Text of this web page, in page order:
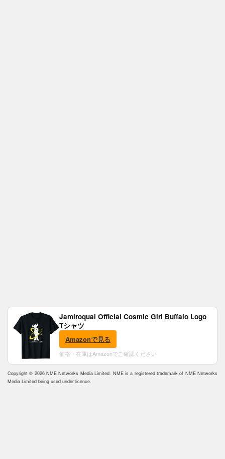
Jamiroquai Official Cosmic Girl Buffalo Logo
Tシャツ
Amazonで見る
価格・在庫はAmazonでご確認ください
Copyright © 2026 NME Networks Media Limited. NME is a registered trademark of NME Networks
Media Limited being used under licence.